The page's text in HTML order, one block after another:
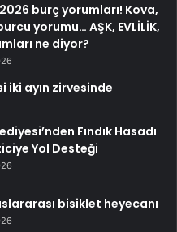
burç yorumları! Kova,
yorumu… AŞK, EVLİLİK,
ne diyor?
iki ayın zirvesinde
Fındık Hasadı
Yol Desteği
bisiklet heyecanı